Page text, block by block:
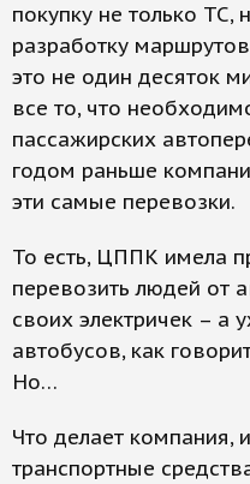
покупку не только ТС,
разработку
это не один десяток
все то, что
пассажирских
годом раньше
эти самые перевозки.
То есть, ЦППК имела
перевозить людей от
своих электричек – а
автобусов, как
Но…
Что делает
транспортные